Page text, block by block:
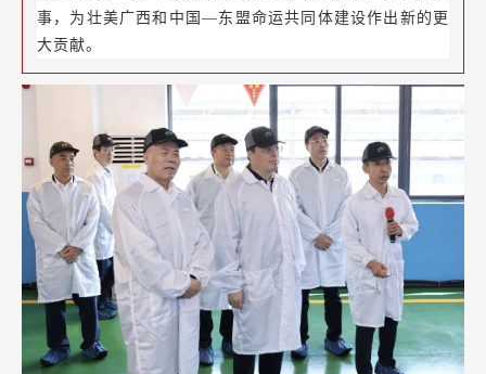
事，为壮美广西和中国—东盟命运共同体建设作出新的更
大贡献。